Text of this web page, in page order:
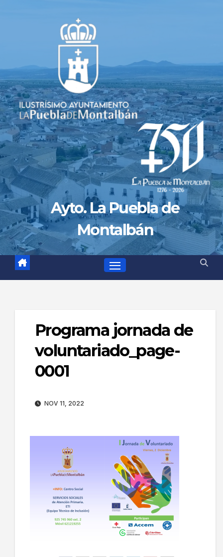
Ayto. La Puebla de
Montalbán
Programa jornada de
voluntariado_page-
0001
NOV 11, 2022